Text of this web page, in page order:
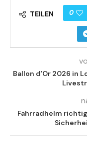
TEILEN 0
Ballon d’Or 2026 in
Fahrradhelm